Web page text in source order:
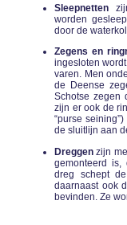
Sleepnetten
worden
door de
Zegens en
ingesloten
varen. Men
de Deense
Schotse zegen
zijn er ook de
“purse
de sluitlijn aan
Dreggen zijn
gemonteerd is,
dreg schept
daarnaast ook
bevinden. Ze